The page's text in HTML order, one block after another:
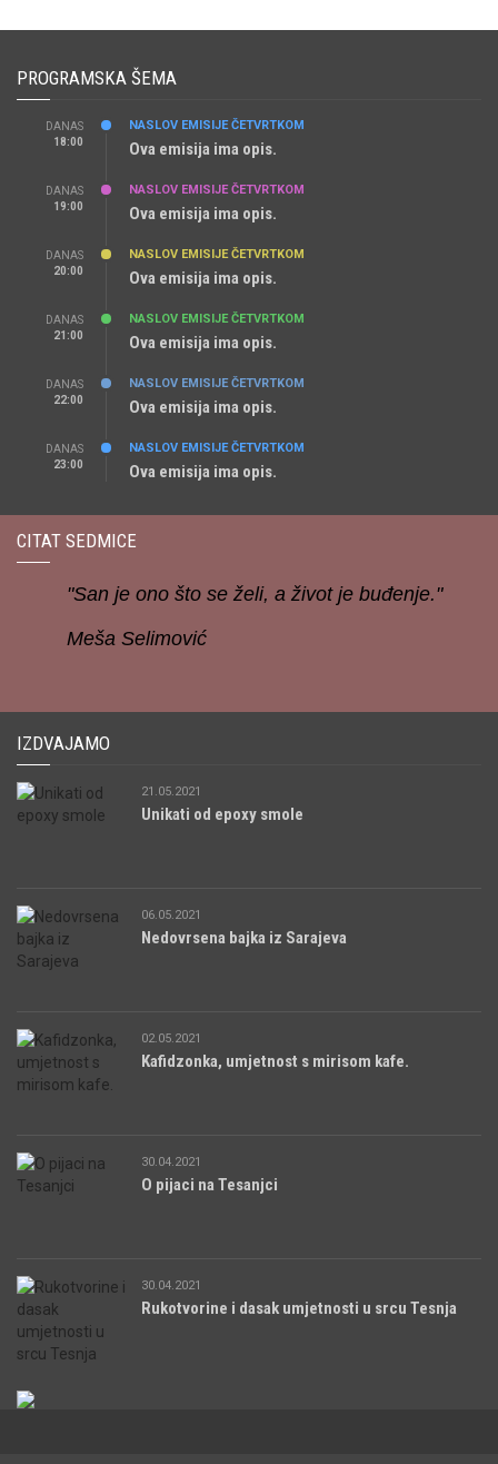
PROGRAMSKA ŠEMA
DANAS
18:00
NASLOV EMISIJE ČETVRTKOM
Ova emisija ima opis.
DANAS
19:00
NASLOV EMISIJE ČETVRTKOM
Ova emisija ima opis.
DANAS
20:00
NASLOV EMISIJE ČETVRTKOM
Ova emisija ima opis.
DANAS
21:00
NASLOV EMISIJE ČETVRTKOM
Ova emisija ima opis.
DANAS
22:00
NASLOV EMISIJE ČETVRTKOM
Ova emisija ima opis.
DANAS
23:00
NASLOV EMISIJE ČETVRTKOM
Ova emisija ima opis.
CITAT SEDMICE
"San je ono što se želi, a život je buđenje."
Meša Selimović
IZDVAJAMO
21.05.2021
Unikati od epoxy smole
06.05.2021
Nedovrsena bajka iz Sarajeva
02.05.2021
Kafidzonka, umjetnost s mirisom kafe.
30.04.2021
O pijaci na Tesanjci
30.04.2021
Rukotvorine i dasak umjetnosti u srcu Tesnja